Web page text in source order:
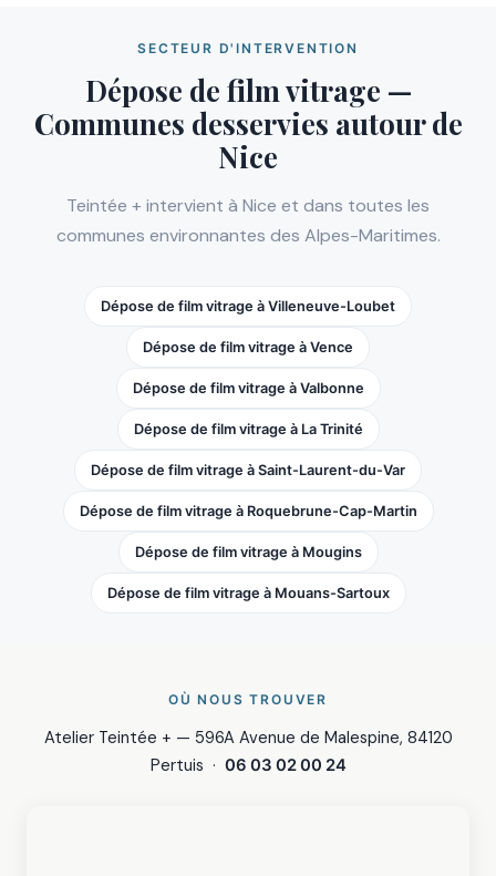
SECTEUR D'INTERVENTION
Dépose de film vitrage —
Communes desservies autour de
Nice
Teintée + intervient à Nice et dans toutes les
communes environnantes des Alpes-Maritimes.
Dépose de film vitrage à Villeneuve-Loubet
Dépose de film vitrage à Vence
Dépose de film vitrage à Valbonne
Dépose de film vitrage à La Trinité
Dépose de film vitrage à Saint-Laurent-du-Var
Dépose de film vitrage à Roquebrune-Cap-Martin
Dépose de film vitrage à Mougins
Dépose de film vitrage à Mouans-Sartoux
OÙ NOUS TROUVER
Atelier Teintée + — 596A Avenue de Malespine, 84120
Pertuis · 06 03 02 00 24